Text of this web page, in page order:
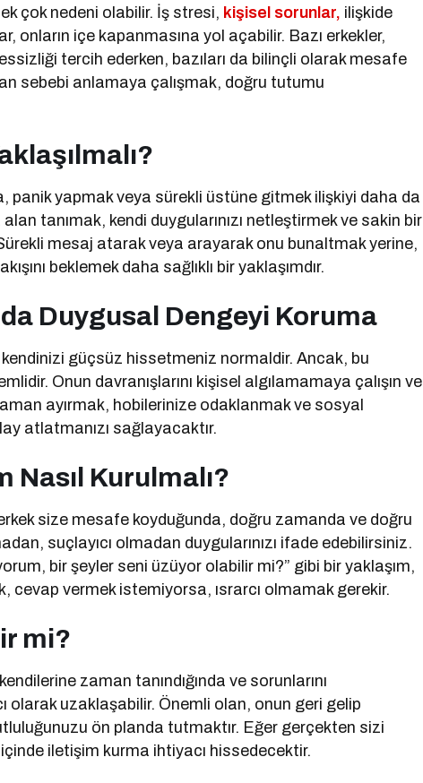
çok nedeni olabilir. İş stresi, kişisel sorunlar, ilişkide
içe kapanmasına yol açabilir. Bazı erkekler,
tercih ederken, bazıları da bilinçli olarak mesafe
sebebi anlamaya çalışmak, doğru tutumu
panik yapmak veya sürekli üstüne gitmek ilişkiyi daha da
tanımak, kendi duygularınızı netleştirmek ve sakin bir
mesaj atarak veya arayarak onu bunaltmak yerine,
beklemek daha sağlıklı bir yaklaşımdır.
Duygusal Dengeyi Koruma
güçsüz hissetmeniz normaldir. Ancak, bu
Onun davranışlarını kişisel algılamamaya çalışın ve
ayırmak, hobilerinize odaklanmak ve sosyal
atlatmanızı sağlayacaktır.
Kurulmalı?
size mesafe koyduğunda, doğru zamanda ve doğru
suçlayıcı olmadan duygularınızı ifade edebilirsiniz.
bir şeyler seni üzüyor olabilir mi?” gibi bir yaklaşım,
cevap vermek istemiyorsa, ısrarcı olmamak gerekir.
mi?
zaman tanındığında ve sorunlarını
olarak uzaklaşabilir. Önemli olan, onun geri gelip
ön planda tutmaktır. Eğer gerçekten sizi
iletişim kurma ihtiyacı hissedecektir.